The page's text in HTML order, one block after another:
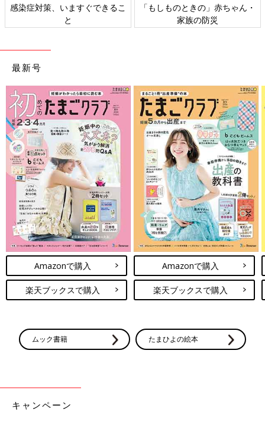
感染症対策、いますぐできるこ
と
「もしものときの」赤ちゃん・
家族の防災
最新号
Amazonで購入
楽天ブックスで購入
Amazonで購入
楽天ブックスで購入
ムック書籍 たまひよの絵本
キャンペーン